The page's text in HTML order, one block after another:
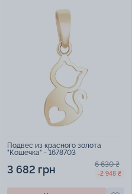
Подвес из красного золота
"Кошечка" - 1678703
3 682 грн 6 630 ₴
-2 948 ₴